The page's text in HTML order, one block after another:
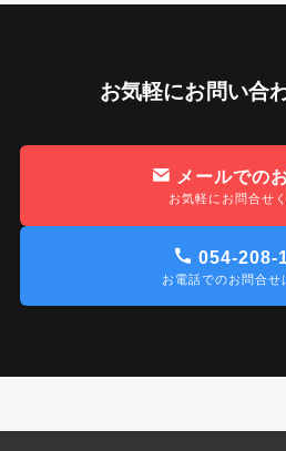
お気軽にお問い合
メールでの
お気軽にお問合せ
054-208-
お電話でのお問合せ